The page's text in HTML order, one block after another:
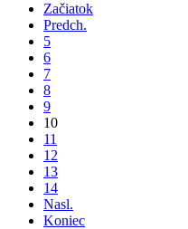
Začiatok
Predch.
5
6
7
8
9
10
11
12
13
14
Nasl.
Koniec